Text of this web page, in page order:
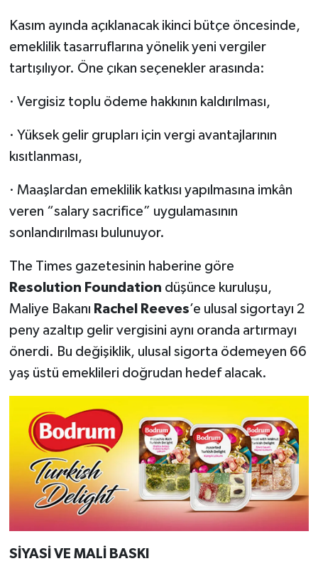
Kasım ayında açıklanacak ikinci bütçe öncesinde,
emeklilik tasarruflarına yönelik yeni vergiler
tartışılıyor. Öne çıkan seçenekler arasında:
· Vergisiz toplu ödeme hakkının kaldırılması,
· Yüksek gelir grupları için vergi avantajlarının
kısıtlanması,
· Maaşlardan emeklilik katkısı yapılmasına imkân
veren “salary sacrifice” uygulamasının
sonlandırılması bulunuyor.
The Times gazetesinin haberine göre
Resolution Foundation düşünce kuruluşu,
Maliye Bakanı Rachel Reeves’e ulusal sigortayı 2
peny azaltıp gelir vergisini aynı oranda artırmayı
önerdi. Bu değişiklik, ulusal sigorta ödemeyen 66
yaş üstü emeklileri doğrudan hedef alacak.
SİYASİ VE MALİ BASKI